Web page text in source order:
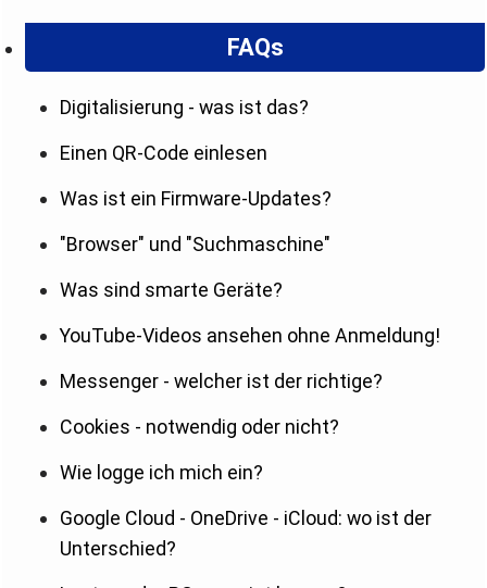
FAQs
Digitalisierung - was ist das?
Einen QR-Code einlesen
Was ist ein Firmware-Updates?
"Browser" und "Suchmaschine"
Was sind smarte Geräte?
YouTube-Videos ansehen ohne Anmeldung!
Messenger - welcher ist der richtige?
Cookies - notwendig oder nicht?
Wie logge ich mich ein?
Google Cloud - OneDrive - iCloud: wo ist der
Unterschied?